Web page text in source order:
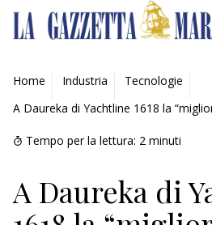
AMBIENTE
MOBILITÀ
INDUSTRIA
RICERCA
Home Industria
Tecnologie
A Daureka di Yachtline 1618 la
Tempo per la lettura: 2 minuti
A Daureka di